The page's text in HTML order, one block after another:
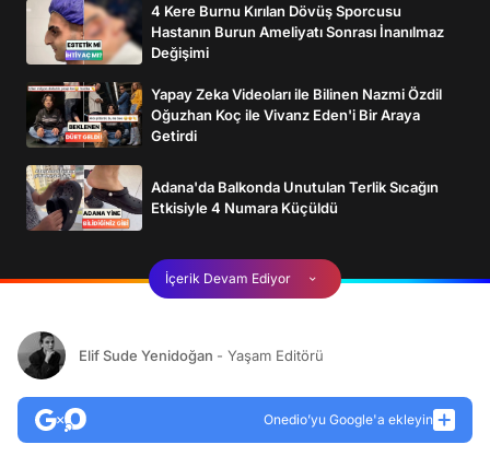
4 Kere Burnu Kırılan Dövüş Sporcusu
Hastanın Burun Ameliyatı Sonrası İnanılmaz
Değişimi
Yapay Zeka Videoları ile Bilinen Nazmi Özdil
Oğuzhan Koç ile Vivanz Eden'i Bir Araya
Getirdi
Adana'da Balkonda Unutulan Terlik Sıcağın
Etkisiyle 4 Numara Küçüldü
İçerik Devam Ediyor
Elif Sude Yenidoğan - Yaşam Editörü
Onedio’yu Google'a ekleyin